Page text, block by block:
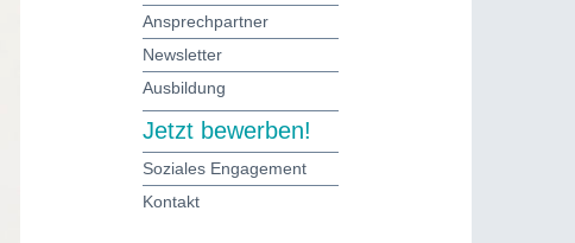
Ansprechpartner
Newsletter
Ausbildung
Jetzt bewerben!
Soziales Engagement
Kontakt